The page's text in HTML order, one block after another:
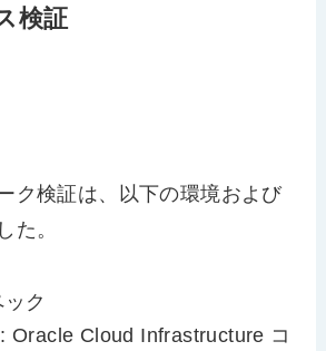
検証
ク検証は、以下の環境および
た。
ク
Oracle Cloud Infrastructure コ